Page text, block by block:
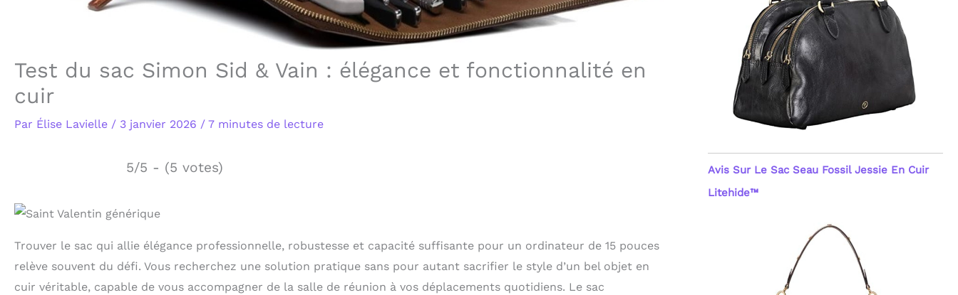
Test du sac Simon Sid & Vain : élégance et fonctionnalité en
cuir
Par Élise Lavielle / 3 janvier 2026 / 7 minutes de lecture
5/5 - (5 votes)
Trouver le sac qui allie élégance professionnelle, robustesse et capacité suffisante pour un ordinateur de 15 pouces
relève souvent du défi. Vous recherchez une solution pratique sans pour autant sacrifier le style d’un bel objet en
cuir véritable, capable de vous accompagner de la salle de réunion à vos déplacements quotidiens. Le sac
Avis Sur Le Sac Seau Fossil Jessie En Cuir
Litehide™